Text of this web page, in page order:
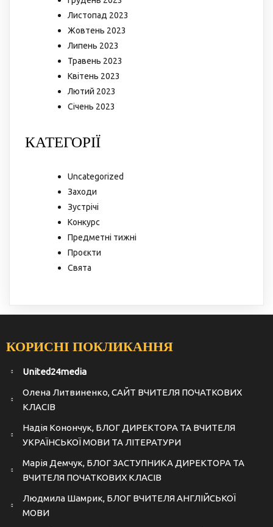
Листопад 2023
Жовтень 2023
Липень 2023
Травень 2023
Квітень 2023
Лютий 2023
Січень 2023
КАТЕГОРІЇ
Uncategorized
Заходи
Зустрічі
Конкурс
Предметні тижні
Проєкти
Свята
КОРИСНІ ПОКЛИКАННЯ
United24media
Олена Литвиненко, САЙТ ВЧИТЕЛЯ ПОЧАТКОВИХ
КЛАСІВ
Надія Конончук, БЛОГ ДИРЕКТОРА ТА ВЧИТЕЛЯ
УКРАЇНСЬКОЇ МОВИ ТА ЛІТЕРАТУРИ
Марія Демчук, БЛОГ ЗАСТУПНИКА ДИРЕКТОРА ТА
ВЧИТЕЛЯ ПОЧАТКОВИХ КЛАСІВ
Людмила Шамрик, БЛОГ ВЧИТЕЛЯ АНГЛІЙСЬКОЇ
МОВИ